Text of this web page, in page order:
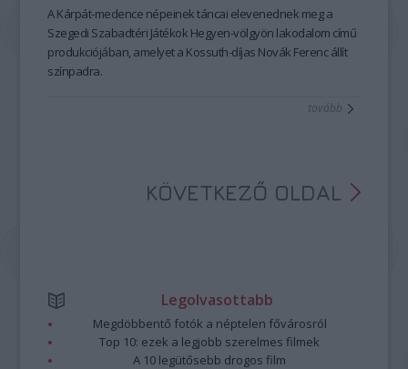
A Kárpát-medence népeinek táncai elevenednek meg a
Szegedi Szabadtéri Játékok Hegyen-völgyön lakodalom című
produkciójában, amelyet a Kossuth-díjas Novák Ferenc állít
színpadra.
tovább
KÖVETKEZŐ OLDAL
Legolvasottabb
Megdöbbentő fotók a néptelen fővárosról
Top 10: ezek a legjobb szerelmes filmek
A 10 legütősebb drogos film